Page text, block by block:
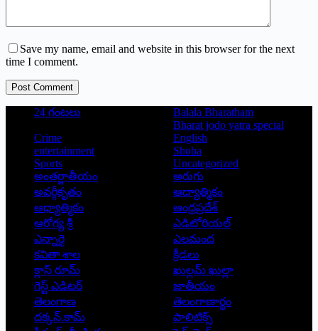
Save my name, email and website in this browser for the next
time I comment.
Post Comment
24 గంటలు
Balala Bharatham
Bharat jodo yatra special
Crime
English
entertainment
Shoba
Sports
Uncategorized
అంతర్జాతీయం
అరుగు
అవర్గీకృతం
ఆద్యాత్మికం
ఆధ్యాత్మికం
ఆంధ్రప్రదేశ్
ఆరోగ్య శ్రీ
ఎడిటోరియల్
ఎన్నారై
ఎలమంద
కవితా శాల
క్రీడలు
క్లాస్ రూమ్
ఖుల్లమ్ ఖుల్లా
గెస్ట్ ఎడిటర్
జాతీయం
తెలంగాణ
తెలంగాణార్థం
దక్కన్.కామ్
పాలిటిక్స్